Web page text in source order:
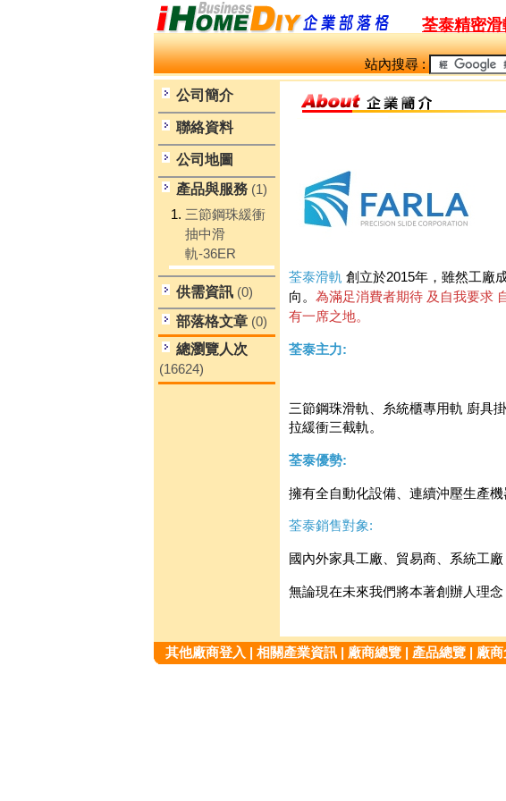
荃泰精密滑
站內搜尋 :
公司簡介
聯絡資料
公司地圖
產品與服務 (1)
1. 三節鋼珠緩衝
抽中滑
軌-36ER
供需資訊 (0)
部落格文章 (0)
總瀏覽人次
(16624)
荃泰滑軌 創立於2015年，雖然工廠
向。 為滿足消費者期待 及自我要求
有一席之地。
荃泰主力:
三節鋼珠滑軌、糸統櫃專用軌 廚具
拉緩衝三截軌。
荃泰優勢:
擁有全自動化設備、連續沖壓生產
荃泰銷售對象:
國內外家具工廠、貿易商、系統工廠
無論現在未來我們將本著創辦人理
其他廠商登入 相關產業資訊 廠商總覽 產品總覽 廠